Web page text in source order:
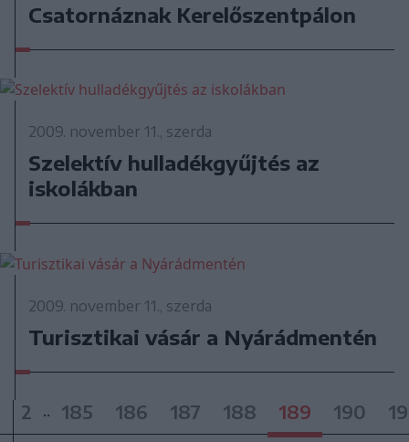
Csatornáznak Kerelőszentpálon
2009. november 11., szerda
Szelektív hulladékgyűjtés az
iskolákban
2009. november 11., szerda
Turisztikai vásár a Nyárádmentén
2 .. 185 186 187 188 189 190